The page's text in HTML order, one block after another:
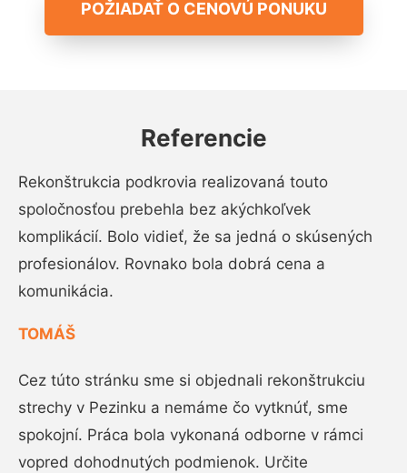
POŽIADAŤ O CENOVÚ PONUKU
Referencie
Rekonštrukcia podkrovia realizovaná touto
spoločnosťou prebehla bez akýchkoľvek
komplikácií. Bolo vidieť, že sa jedná o skúsených
profesionálov. Rovnako bola dobrá cena a
komunikácia.
TOMÁŠ
Cez túto stránku sme si objednali rekonštrukciu
strechy v Pezinku a nemáme čo vytknúť, sme
spokojní. Práca bola vykonaná odborne v rámci
vopred dohodnutých podmienok. Určite